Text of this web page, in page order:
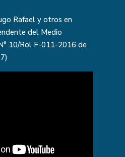
Rafael y otros en
del Medio
10/Rol F-011-2016 de